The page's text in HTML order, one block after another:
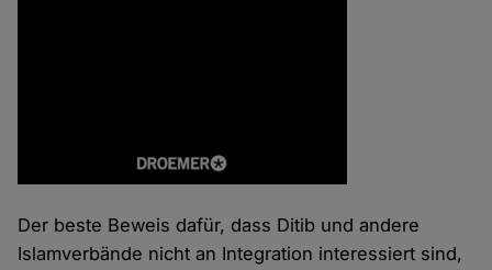
Der beste Beweis dafür, dass Ditib und andere
Islamverbände nicht an Integration interessiert sind,